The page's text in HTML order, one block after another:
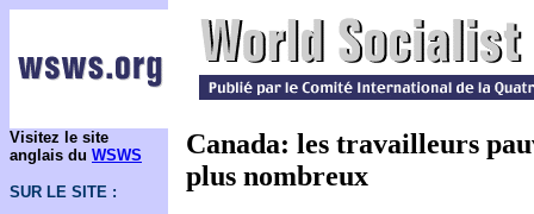
Visitez le site
anglais du WSWS
SUR LE SITE :
Canada: les travailleurs
plus nombreux